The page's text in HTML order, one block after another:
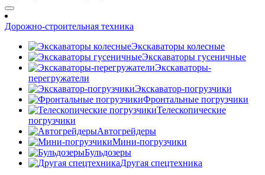
Дорожно-строительная техника
Экскаваторы колесные
Экскаваторы гусеничные
Экскаваторы-
перегружатели
Экскаватор-погрузчики
Фронтальные погрузчики
Телескопические
погрузчики
Автогрейдеры
Мини-погрузчики
Бульдозеры
Другая спецтехника